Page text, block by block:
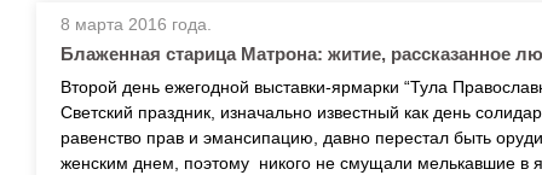
8 марта 2016 года.
Блаженная старица Матрона: житие, рассказанное
Второй день ежегодной выставки-ярмарки “Тула
Светский праздник, изначально известный как день
равенство прав и эмансипацию, давно перестал быть
женским днем, поэтому никого не смущали мелькавшие в